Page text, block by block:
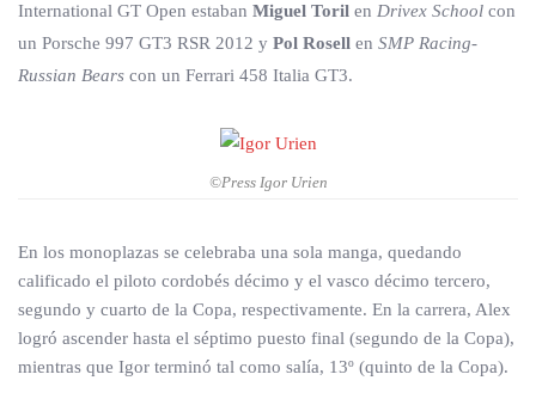
International GT Open estaban Miguel Toril en Drivex School con
un Porsche 997 GT3 RSR 2012 y Pol Rosell en SMP Racing-
Russian Bears con un Ferrari 458 Italia GT3.
©Press Igor Urien
En los monoplazas se celebraba una sola manga, quedando
calificado el piloto cordobés décimo y el vasco décimo tercero,
segundo y cuarto de la Copa, respectivamente. En la carrera, Alex
logró ascender hasta el séptimo puesto final (segundo de la Copa),
mientras que Igor terminó tal como salía, 13º (quinto de la Copa).